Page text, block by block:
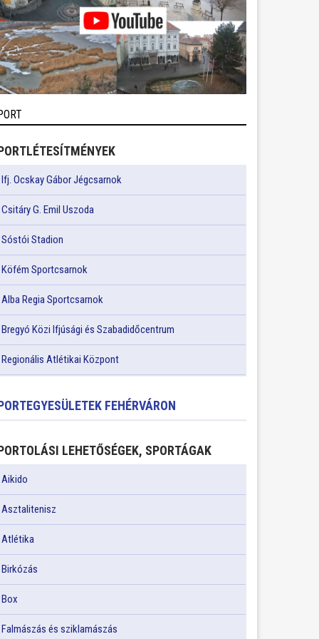
Ifj. Ocskay Gábor Jégcsarnok
Csitáry G. Emil Uszoda
Sóstói Stadion
Köfém Sportcsarnok
Alba Regia Sportcsarnok
Bregyó Közi Ifjúsági és Szabadidőcentrum
Regionális Atlétikai Központ
FEHÉRVÁRON
LEHETŐSÉGEK, SPORTÁGAK
Aikido
Asztalitenisz
Atlétika
Birkózás
Box
Falmászás és sziklamászás